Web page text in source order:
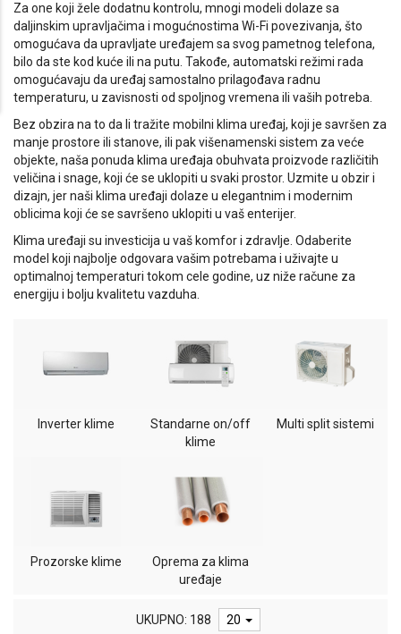
Za one koji žele dodatnu kontrolu, mnogi modeli dolaze sa
daljinskim upravljačima i mogućnostima Wi-Fi povezivanja, što
omogućava da upravljate uređajem sa svog pametnog telefona,
bilo da ste kod kuće ili na putu. Takođe, automatski režimi rada
omogućavaju da uređaj samostalno prilagođava radnu
temperaturu, u zavisnosti od spoljnog vremena ili vaših potreba.
Bez obzira na to da li tražite mobilni klima uređaj, koji je savršen za
manje prostore ili stanove, ili pak višenamenski sistem za veće
objekte, naša ponuda klima uređaja obuhvata proizvode različitih
veličina i snage, koji će se uklopiti u svaki prostor. Uzmite u obzir i
dizajn, jer naši klima uređaji dolaze u elegantnim i modernim
oblicima koji će se savršeno uklopiti u vaš enterijer.
Klima uređaji su investicija u vaš komfor i zdravlje. Odaberite
model koji najbolje odgovara vašim potrebama i uživajte u
optimalnoj temperaturi tokom cele godine, uz niže račune za
energiju i bolju kvalitetu vazduha.
Inverter klime
Standarne on/off
klime
Multi split sistemi
Prozorske klime
Oprema za klima
uređaje
UKUPNO: 188 20